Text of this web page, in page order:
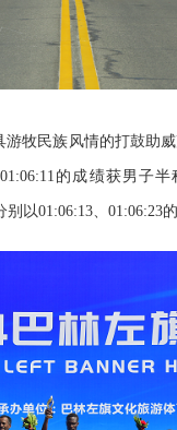
牧民族风情的打鼓助
的成绩获男子
别以01:06:13、